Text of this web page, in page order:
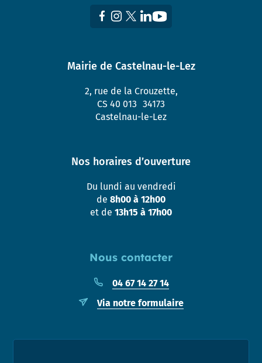
Nous contacter
04 67 14 27 14
Via notre formulaire
Mairie de Castelnau-le-Lez
2, rue de la Crouzette,
CS 40 013 34173
Castelnau-le-Lez
Nos horaires d’ouverture
Du lundi au vendredi
de 8h00 à 12h00
et de 13h15 à 17h00